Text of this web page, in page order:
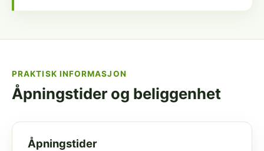
PRAKTISK INFORMASJON
Åpningstider og beliggenhet
Åpningstider